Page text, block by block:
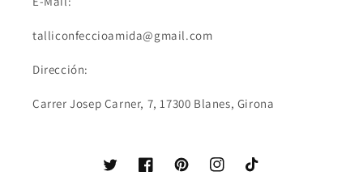
talliconfeccioamida@gmail.com
Dirección:
Carrer Josep Carner, 7, 17300 Blanes, Girona
TwitterFacebookPinterestInstagramTikTok